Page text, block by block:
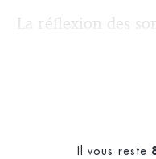
La réflexion des
Il vous reste